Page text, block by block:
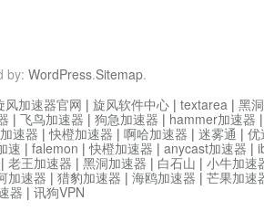
by: WordPress.Sitemap.
风加速器官网 | 旋风软件中心 | textarea | 黑
| 飞鸟加速器 | 狗急加速器 | hammer加速器
速器 |快橙加速器 | 啊哈加速器 | 迷雾通 | 优
速 | falemon |快橙加速器 | anycast加速器 |
| 老王加速器 | 黑洞加速器 | 白石山 | 小牛加速
加速器 | 猎豹加速器 | 海鸥加速器 | 芒果加速
器 | 讯狗VPN